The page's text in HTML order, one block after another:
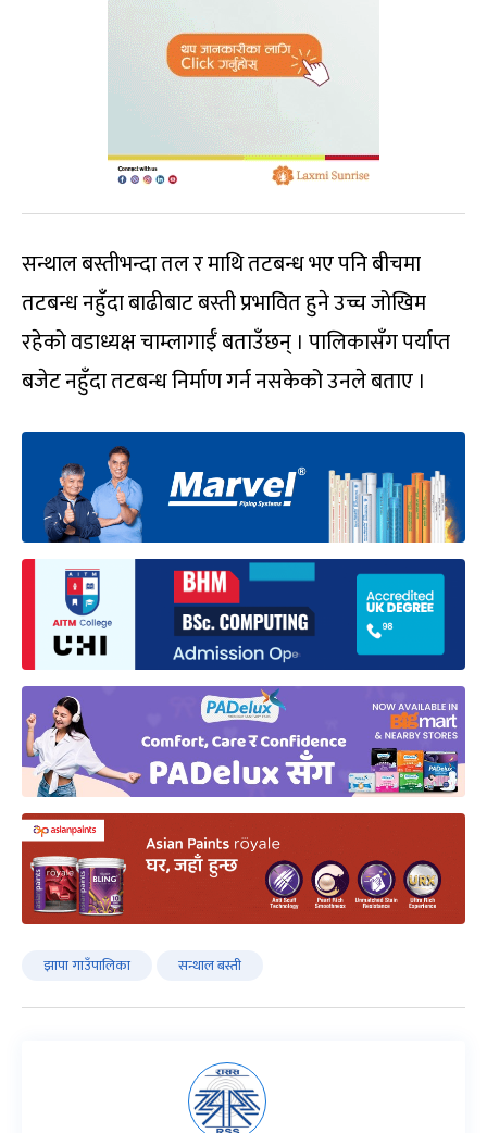
सन्थाल बस्तीभन्दा तल र माथि तटबन्ध भए पनि बीचमा
तटबन्ध नहुँदा बाढीबाट बस्ती प्रभावित हुने उच्च जोखिम
रहेको वडाध्यक्ष चाम्लागाईँ बताउँछन् । पालिकासँग पर्याप्त
बजेट नहुँदा तटबन्ध निर्माण गर्न नसकेको उनले बताए ।
झापा गाउँपालिका सन्थाल बस्ती